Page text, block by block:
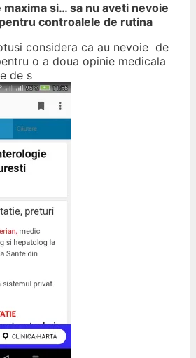
maxima si… sa nu aveti nevoie
controalele de rutina
considera ca au nevoie de
o a doua opinie medicala
de s